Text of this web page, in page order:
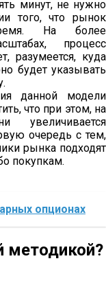
минут, не нужно
того, что рынок
На более
процесс
разумеется, куда
будет указывать
данной модели
что при этом, на
увеличивается
очередь с тем,
рынка подходят
покупкам.
опционах
методикой?